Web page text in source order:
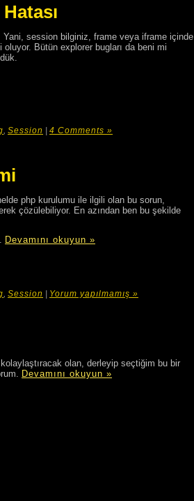
session bilginiz, frame veya iframe içinde
Bütün explorer bugları da beni mi
Session | 4 Comments »
php kurulumu ile ilgili olan bu sorun,
çözülebiliyor. En azından ben bu şekilde
Devamını okuyun »
Session | Yorum yapılmamış »
olan, derleyip seçtiğim bu bir
Devamını okuyun »